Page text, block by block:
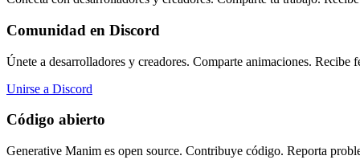
Comunidad en Discord
Únete a desarrolladores y creadores. Comparte animaciones. Recibe
Unirse a Discord
Código abierto
Generative Manim es open source. Contribuye código. Reporta